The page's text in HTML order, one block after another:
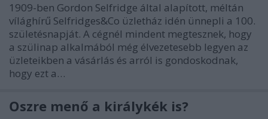
1909-ben Gordon Selfridge által alapított, méltán
vílághírű Selfridges&Co üzletház idén ünnepli a 100.
születésnapját. A cégnél mindent megtesznek, hogy
a szülinap alkalmából még élvezetesebb legyen az
üzleteikben a vásárlás és arról is gondoskodnak,
hogy ezt a…
Őszre menő a királykék is?